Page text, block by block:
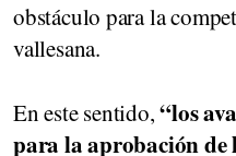
obstáculo para la
vallesana.
En este sentido,“los
para la aprobación de